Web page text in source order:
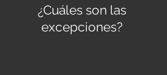
¿Cuáles son las
excepciones?